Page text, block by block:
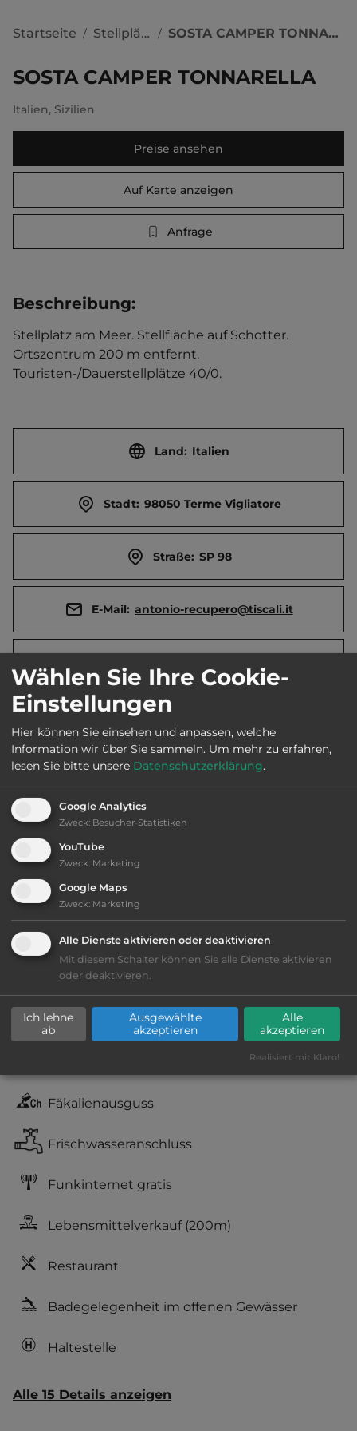
Startseite / Stellplätze / SOSTA CAMPER TONNARELLA
SOSTA CAMPER TONNARELLA
Italien, Sizilien
Preise ansehen
Auf Karte anzeigen
Anfrage
Beschreibung:
Stellplatz am Meer. Stellfläche auf Schotter.
Ortszentrum 200 m entfernt.
Touristen-/Dauerstellplätze 40/0.
Land: Italien
Stadt: 98050 Terme Vigliatore
Straße: SP 98
E-Mail: antonio-recupero@tiscali.it
Ausstattung:
Lage: schön
Geräuschkulisse: überwiegend ruhig
kiesig, harter Grund
Stromanschluss
WC
Waschbecken mit Warmwasser
Duschkabinen mit Warmwasser
Fäkalienausguss
Frischwasseranschluss
Funkinternet gratis
Lebensmittelverkauf(200m)
Restaurant
Badegelegenheit im offenen Gewässer
Haltestelle
Alle 15 Details anzeigen
Wählen Sie Ihre Cookie-
Einstellungen
Hier können Sie einsehen und anpassen, welche
Information wir über Sie sammeln. Um mehr zu erfahren,
lesen Sie bitte unsere Datenschutzerklärung.
Google Analytics
Zweck: Besucher-Statistiken
YouTube
Zweck: Marketing
Google Maps
Zweck: Marketing
Alle Dienste aktivieren oder deaktivieren
Mit diesem Schalter können Sie alle Dienste aktivieren
oder deaktivieren.
Ich lehne
ab
Ausgewählte
akzeptieren
Alle
akzeptieren
Realisiert mit Klaro!